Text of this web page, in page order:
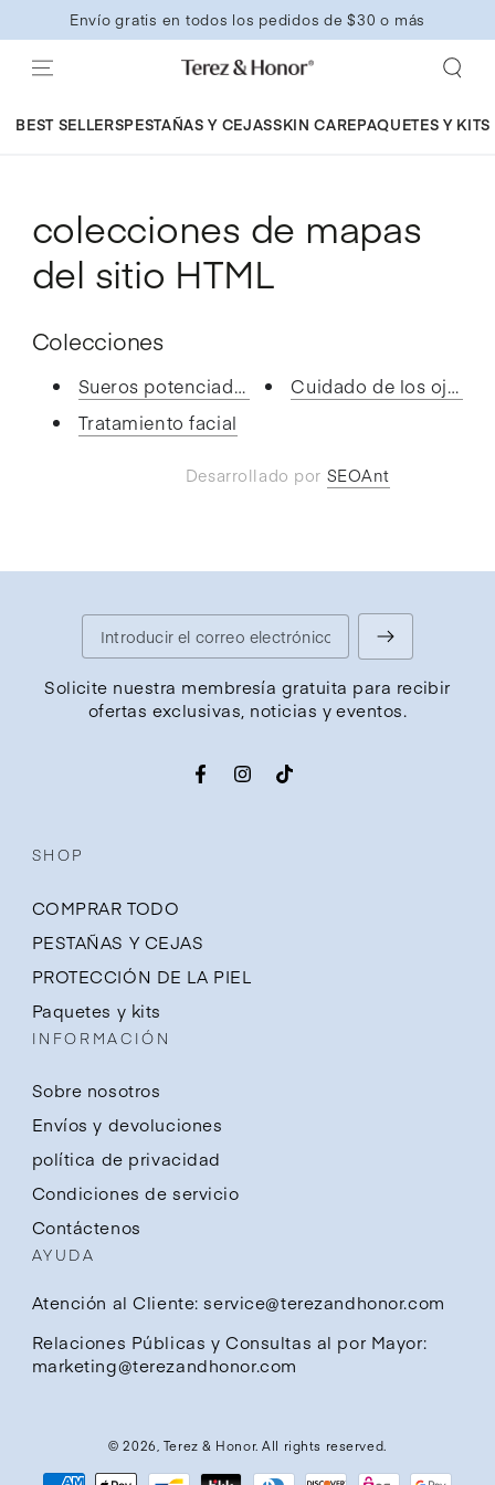
CONTENIDO
Envío gratis en todos los pedidos de $30 o más
BEST SELLERSPESTAÑAS Y CEJASSKIN CAREPAQUETES Y KITS
colecciones de mapas
del sitio HTML
Colecciones
Sueros potenciadores
Tratamiento facial
Cuidado de los ojos
Desarrollado por SEOAnt
SHOP
COMPRAR TODO
PESTAÑAS Y CEJAS
PROTECCIÓN DE LA PIEL
Paquetes y kits
INFORMACIÓN
Sobre nosotros
Envíos y devoluciones
política de privacidad
Condiciones de servicio
Contáctenos
AYUDA
Atención al Cliente: service@terezandhonor.com
Relaciones Públicas y Consultas al por Mayor:
marketing@terezandhonor.com
Introducir
el
correo
Solicite nuestra membresía gratuita para recibir
ofertas exclusivas, noticias y eventos.
FacebookInstagram
TikTok
© 2026, Terez & Honor. All rights reserved.